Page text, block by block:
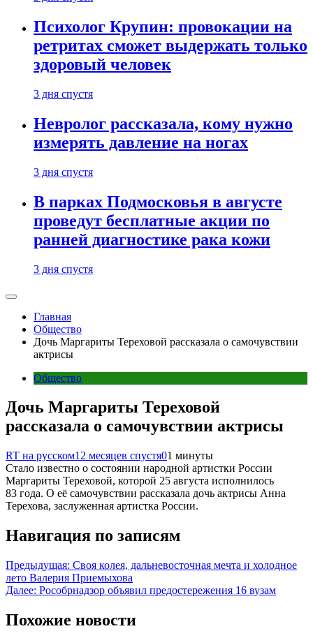
Психолог Крупин: провокации на
ретритах сможет выдержать только
здоровый человек
3 дня спустя
Невролог рассказала, кому нужно
измерять давление на ногах
3 дня спустя
В парках Подмосковья в августе
проведут бесплатные акции по
ранней диагностике рака кожи
3 дня спустя
Главная
Общество
Дочь Маргариты Тереховой рассказала о самочувствии
актрисы
Общество
Дочь Маргариты Тереховой
рассказала о самочувствии актрисы
RT на русском12 месяцев спустя01 минуты
Стало известно о состоянии народной артистки России
Маргариты Тереховой, которой 25 августа исполнилось
83 года. О её самочувствии рассказала дочь актрисы Анна
Терехова, заслуженная артистка России.
Навигация по записям
Предыдущая: Своя колея, дальневосточная мечта и холодное
лето Валерия Приемыхова
Далее: Рособрнадзор объявил предостережения 16 вузам
Похожие новости